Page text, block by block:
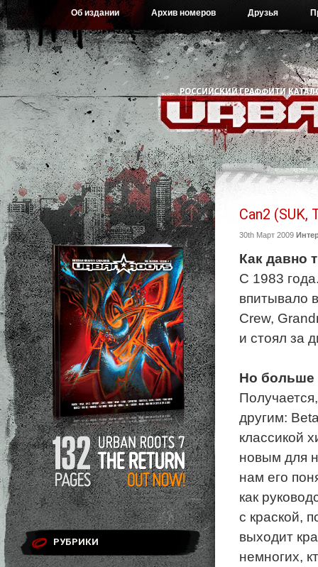
Об издании Архив номеров Друзья
РУБРИКИ
Can2 (SUK,
30th Март 2009
Как давно
С 1983
впитывало
Crew,
и стоял за
Но больше
другим:
классикой
новым для
нам его
как
с краской,
выходит
немногих,